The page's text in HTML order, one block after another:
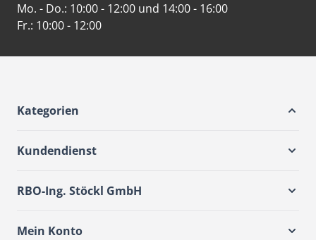
Mo. - Do.: 10:00 - 12:00 und 14:00 - 16:00
Fr.: 10:00 - 12:00
Kategorien
Kundendienst
RBO-Ing. Stöckl GmbH
Mein Konto